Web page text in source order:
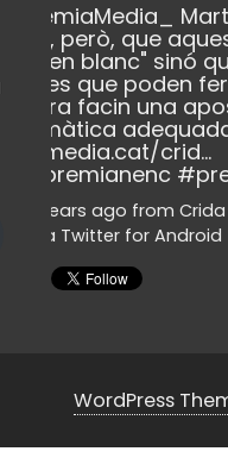
Marta Solà ha
aquesta oferta
sinó que demana
fer de motor
una aposta
crid…
#premiademar
fromCrida
for Android
WordPress